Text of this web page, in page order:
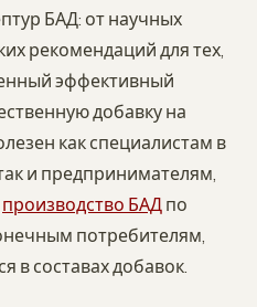
БАД: от научных
рекомендаций для тех,
эффективный
добавку на
как специалистам в
и предпринимателям,
производство БАД по
потребителям,
в составах добавок.